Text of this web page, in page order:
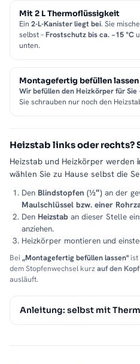
Mit 2 L Thermoflüssigkeit
Ein 2-L-Kanister liegt bei. Sie
selbst –Frostschutz bis ca. −15 °C
unten.
Montagefertig befüllen lassen
Wir befüllen den Heizkörper für Sie
Sie schrauben nur noch den
Heizstab links oder rechts?
Heizstab und Heizkörper werden
wählen Sie zu Hause selbst die
Den Blindstopfen (½″) an der
Maulschlüssel bzw. einer
Den Heizstab an dieser Stelle
anziehen.
Heizkörper montieren und
Bei „Montagefertig befüllen lassen"ist
dem Stopfenwechsel kurzauf den
ausläuft.
Anleitung: selbst mit